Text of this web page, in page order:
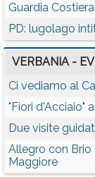
Guardia
PD: lugolago
VERBANIA -
Ci vediamo al
"Fiori d'Acciaio"
Due visite
Allegro con Brio
Maggiore